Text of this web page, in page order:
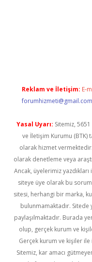
Reklam ve İletişim: E-
forumhizmeti@gmail.com
Yasal Uyarı: Sitemiz,
ve İletişim Kurumu (BTK)
olarak hizmet
olarak denetleme veya
Ancak, üyelerimiz
siteye üye olarak bu
sitesi, herhangi bir marka,
bulunmamaktadır. Sitede
paylaşılmaktadır. Burada
olup, gerçek kurum ve
Gerçek kurum ve kişiler
Sitemiz, kar amacı